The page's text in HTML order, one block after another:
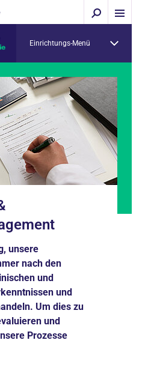
Einrichtungs-Menü
unsere
nach den
und
und
Um dies zu
und
Prozesse